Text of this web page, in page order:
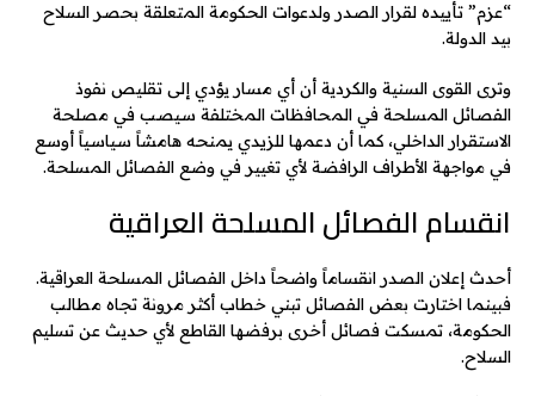
“عزم” تأييده لقرار الصدر ولدعوات الحكومة المتعلقة بحصر السلاح
بيد الدولة.
وترى القوى السنية والكردية أن أي مسار يؤدي إلى تقليص نفوذ
الفصائل المسلحة في المحافظات المختلفة سيصب في مصلحة
الاستقرار الداخلي، كما أن دعمها للزيدي يمنحه هامشاً سياسياً أوسع
في مواجهة الأطراف الرافضة لأي تغيير في وضع الفصائل المسلحة.
انقسام الفصائل المسلحة العراقية
أحدث إعلان الصدر انقساماً واضحاً داخل الفصائل المسلحة العراقية.
فبينما اختارت بعض الفصائل تبني خطاب أكثر مرونة تجاه مطالب
الحكومة، تمسكت فصائل أخرى برفضها القاطع لأي حديث عن تسليم
السلاح.